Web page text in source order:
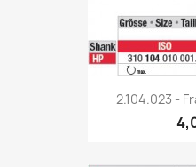
2.104.023 -